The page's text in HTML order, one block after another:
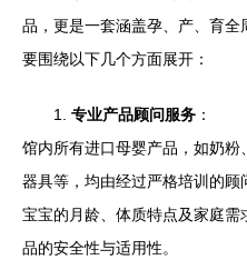
品，更是一套涵盖孕、产、育
要围绕以下几个方面展开：
1. 专业产品顾问服务 ：
馆内所有进口母婴产品，如奶
器具等，均由经过严格培训的
宝宝的月龄、体质特点及家庭
品的安全性与适用性。